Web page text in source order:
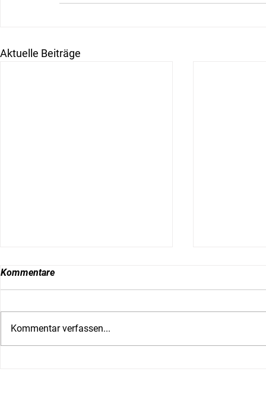
Aktuelle Beiträge
Kommentare
Kommentar verfassen...